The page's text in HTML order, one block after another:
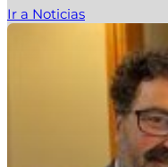
Ir a Noticias